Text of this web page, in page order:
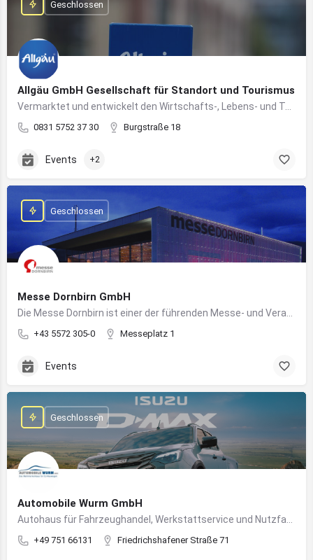
Allgäu GmbH Gesellschaft für Standort und Tourismus
0831 5752 37 30 Burgstraße 18
Geschlossen
Events +2
Messe Dornbirn GmbH
+43 5572 305-0 Messeplatz 1
Geschlossen
Events
Automobile Wurm GmbH
+49 751 66131 Friedrichshafener Straße 71
Geschlossen